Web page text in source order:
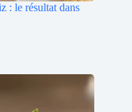
: le résultat dans